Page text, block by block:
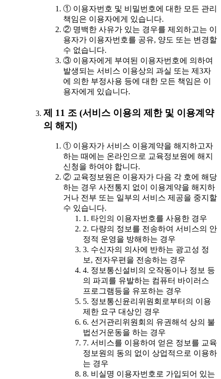
① 이용자번호 및 비밀번호에 대한 모든 관리
책임은 이용자에게 있습니다.
② 명백한 사유가 있는 경우를 제외하고는 이
용자가 이용자번호를 공유, 양도 또는 변경할
수 없습니다.
③ 이용자에게 부여된 이용자번호에 의하여
발생되는 서비스 이용상의 과실 또는 제3자
에 의한 부정사용 등에 대한 모든 책임은 이
용자에게 있습니다.
제 11 조 (서비스 이용의 제한 및 이용계약
의 해지)
① 이용자가 서비스 이용계약을 해지하고자
하는 때에는 온라인으로 교육정보원에 해지
신청을 하여야 합니다.
② 교육정보원은 이용자가 다음 각 호에 해당
하는 경우 사전통지 없이 이용계약을 해지하
거나 전부 또는 일부의 서비스 제공을 중지할
수 있습니다.
1. 타인의 이용자번호를 사용한 경우
2. 다량의 정보를 전송하여 서비스의 안
정적 운영을 방해하는 경우
3. 수신자의 의사에 반하는 광고성 정
보, 전자우편을 전송하는 경우
4. 정보통신설비의 오작동이나 정보 등
의 파괴를 유발하는 컴퓨터 바이러스
프로그램등을 유포하는 경우
5. 정보통신윤리위원회로부터의 이용
제한 요구 대상인 경우
6. 선거관리위원회의 유권해석 상의 불
법선거운동을 하는 경우
7. 서비스를 이용하여 얻은 정보를 교육
정보원의 동의 없이 상업적으로 이용하
는 경우
8. 비실명 이용자번호로 가입되어 있는